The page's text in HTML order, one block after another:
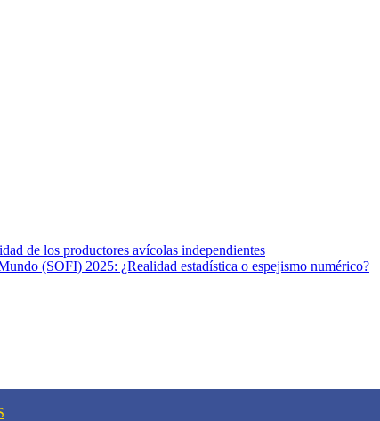
de los productores avícolas independientes
(SOFI) 2025: ¿Realidad estadística o espejismo numérico?